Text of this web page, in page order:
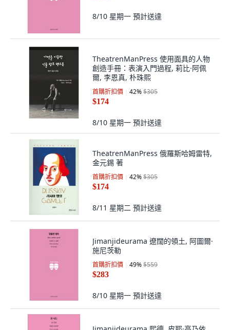
8/10 星期一 預計送達
TheatrenManPress 使用面具的人物
創造手冊：表演入門過程, 莉比·阿佩
爾, 李恩真, 朴珠熙
首購折扣價 42%$305
$174
8/10 星期一 預計送達
TheatrenManPress 俄羅斯哈姆雷特,
金元錫 著
首購折扣價 42%$305
$174
8/11 星期二 預計送達
Jimanjideurama 遼闊的領土, 阿圖爾·
施尼茨勒
首購折扣價 49%$559
$283
8/10 星期一 預計送達